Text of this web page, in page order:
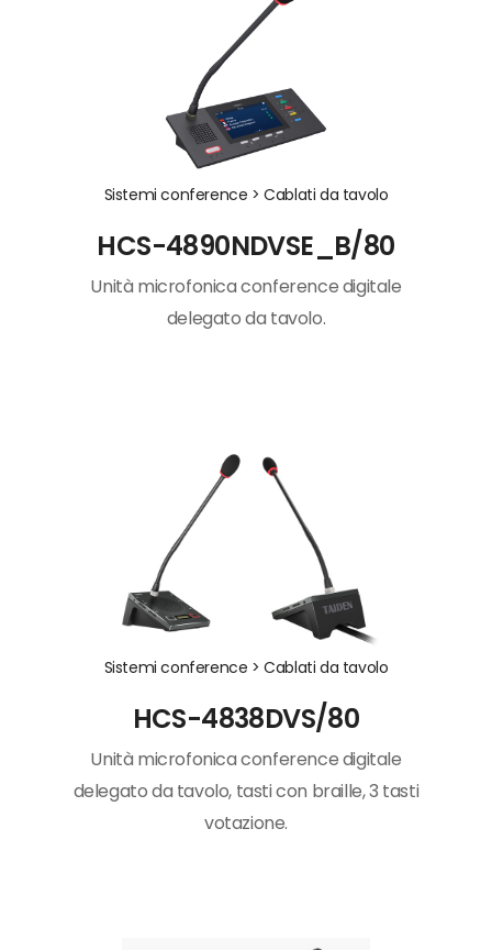
Sistemi conference >Cablati da tavolo
HCS-4890NDVSE_B/80
Unità microfonica conference digitale
delegato da tavolo.
Sistemi conference >Cablati da tavolo
HCS-4838DVS/80
Unità microfonica conference digitale
delegato da tavolo, tasti con braille, 3 tasti
votazione.